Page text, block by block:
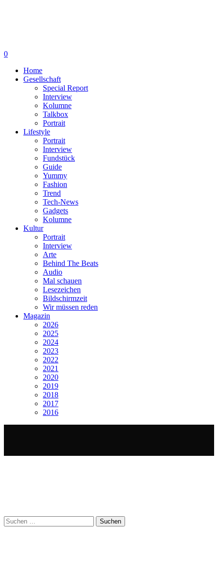
0
Home
Gesellschaft
Special Report
Interview
Kolumne
Talkbox
Portrait
Lifestyle
Portrait
Interview
Fundstück
Guide
Yummy
Fashion
Trend
Tech-News
Gadgets
Kolumne
Kultur
Portrait
Interview
Arte
Behind The Beats
Audio
Mal schauen
Lesezeichen
Bildschirmzeit
Wir müssen reden
Magazin
2026
2025
2024
2023
2022
2021
2020
2019
2018
2017
2016
Suchen
nach: